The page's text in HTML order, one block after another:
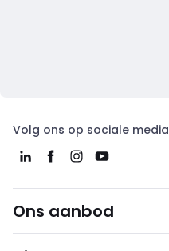
Volg ons op sociale media
Ons aanbod